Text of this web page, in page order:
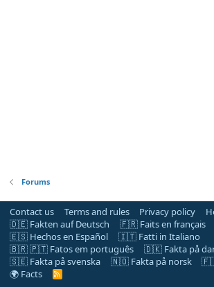
Forums
Contact us Terms and rules Privacy policy
🇩🇪 Fakten auf Deutsch
🇫🇷 Faits en français
🇪🇸 Hechos en Español
🇮🇹 Fatti in Italiano
🇧🇷 🇵🇹 Fatos em português
🇩🇰 Fakta på
🇸🇪 Fakta på svenska
🇳🇴 Fakta på norsk
🌍 Facts
R